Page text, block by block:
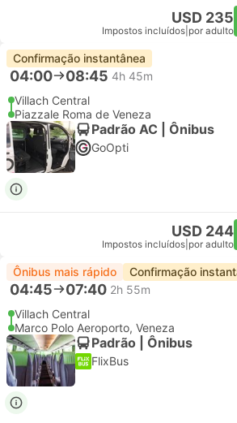
USD 235
Impostos incluídos por adulto
Confirmação instantânea
04:00 08:45 4h 45m
Villach Central
Piazzale Roma de Veneza
Padrão AC | Ônibus
GoOpti
USD 244
Impostos incluídos por adulto
Ônibus mais rápido Confirmação
04:45 07:40 2h 55m
Villach Central
Marco Polo Aeroporto, Veneza
Padrão | Ônibus
FlixBus